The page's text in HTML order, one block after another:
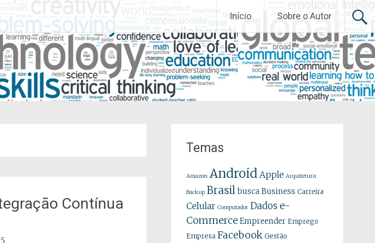
Início Sobre o Autor
Contínua
Temas
Amazon AndroidApple Arquitetura
Backup Brasil busca Business Carreira
Celular Computador Dados e-
Commerce Empreender Emprego
Empresa Facebook Gestão